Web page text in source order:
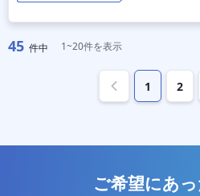
45 件中 1~20件を表示
1 2
ご希望にあ